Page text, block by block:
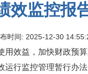
效监控报
时间: 2025-12-30
用效益，加快财政预
运行监控管理暂行办